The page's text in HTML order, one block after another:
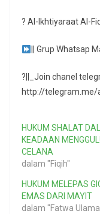
? Al-Ikhtiyaraat Al-
|| Grup Whatsap
?||_Join chanel
http://telegram.me/
HUKUM SHALAT
KEADAAN
CELANA
dalam "Fiqih"
HUKUM MELEPAS
EMAS DARI MAYIT
dalam "Fatwa